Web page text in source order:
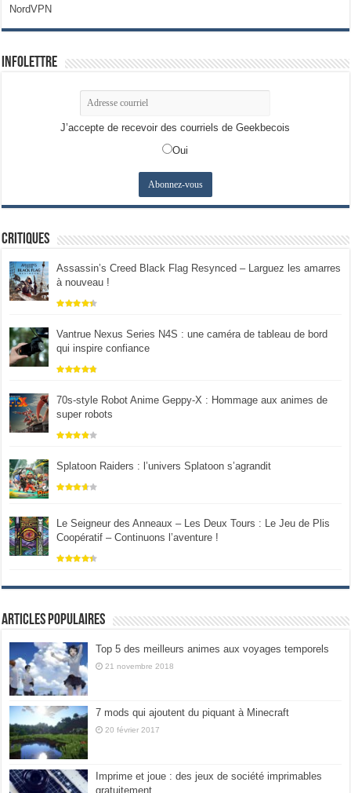
NordVPN
Infolettre
J’accepte de recevoir des courriels de Geekbecois
Oui
Critiques
Assassin’s Creed Black Flag Resynced – Larguez les amarres
à nouveau !
Vantrue Nexus Series N4S : une caméra de tableau de bord
qui inspire confiance
70s-style Robot Anime Geppy-X : Hommage aux animes de
super robots
Splatoon Raiders : l’univers Splatoon s’agrandit
Le Seigneur des Anneaux – Les Deux Tours : Le Jeu de Plis
Coopératif – Continuons l’aventure !
Articles populaires
Top 5 des meilleurs animes aux voyages temporels
21 novembre 2018
7 mods qui ajoutent du piquant à Minecraft
20 février 2017
Imprime et joue : des jeux de société imprimables
gratuitement